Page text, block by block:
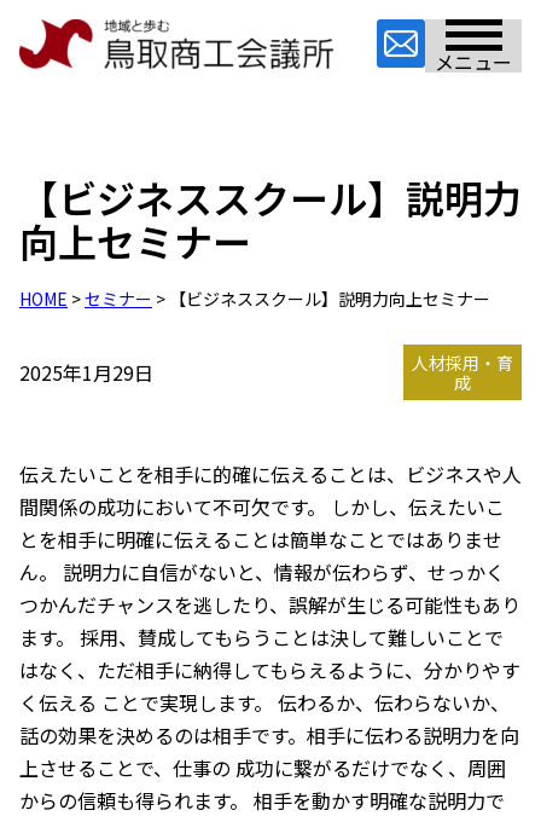
メニュー
【ビジネススクール】説明力
向上セミナー
HOME >セミナー > 【ビジネススクール】説明力向上セミナー
2025年1月29日
人材採用・育
成
伝えたいことを相手に的確に伝えることは、ビジネスや人
間関係の成功において不可欠です。 しかし、伝えたいこ
とを相手に明確に伝えることは簡単なことではありませ
ん。 説明力に自信がないと、情報が伝わらず、せっかく
つかんだチャンスを逃したり、誤解が生じる可能性もあり
ます。 採用、賛成してもらうことは決して難しいことで
はなく、ただ相手に納得してもらえるように、分かりやす
く伝える ことで実現します。 伝わるか、伝わらないか、
話の効果を決めるのは相手です。相手に伝わる説明力を向
上させることで、仕事の 成功に繋がるだけでなく、周囲
からの信頼も得られます。 相手を動かす明確な説明力で